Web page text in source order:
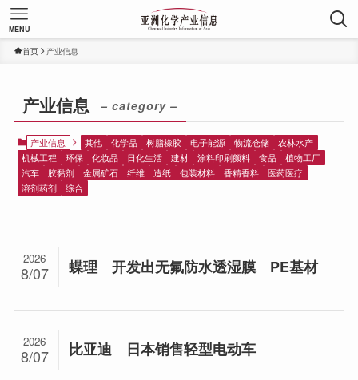
MENU
首页 产业信息
产业信息 – category –
产业信息 其他 化学品 树脂橡胶 电子能源 物流仓储
农林水产
机械工程
环保 化妆品 日化生活 建材 涂料印刷颜料 食品
植物工厂
汽车
胶黏剂 金属矿石 纤维 造纸 包装材料 香精香料
医药医疗
溶剂药剂
综合
蝶理 开发出无氟防水透湿膜 PE基材
2026
8/07
比亚迪 日本销售轻型电动车
2026
8/07